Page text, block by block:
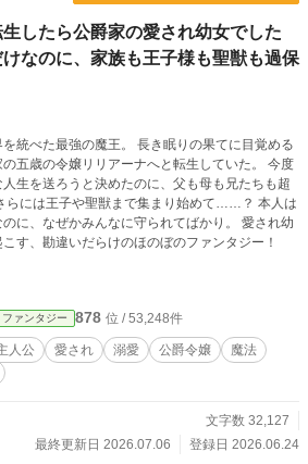
したら公爵家の愛され幼女でした
なのに、家族も王子様も聖獣も過保
強の魔王。 長き眠りの果てに目覚める
五歳の令嬢リリアーナへと転生していた。 今度
人生を送ろうと決めたのに、父も母も兄たちも超
、なぜかみんなに守られてばかり。 愛され幼
す、勘違いだらけのほのぼのファンタジー！
ファンタジー 878 位 / 53,248件
人公 愛され 溺愛 公爵令嬢
魔法
文字数 32,127
最終更新日 2026.07.06
登録日 2026.06.24